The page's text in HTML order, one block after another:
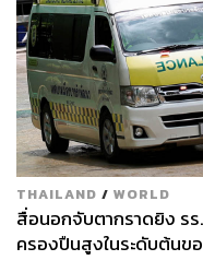
THAILAND / WORLD
สื่อนอกจับตากราดยิง ร
ครองปืนสูงในระดับต้นข